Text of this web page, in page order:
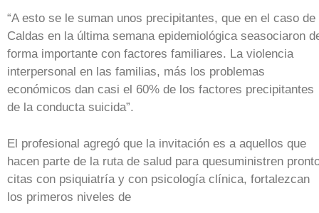
“A esto se le suman unos precipitantes, que en el caso de
Caldas en la última semana epidemiológica seasociaron
forma importante con factores familiares. La violencia
interpersonal en las familias, más los problemas
económicos dan casi el 60% de los factores precipitantes
de la conducta suicida”.
El profesional agregó que la invitación es a aquellos que
hacen parte de la ruta de salud para quesuministren
citas con psiquiatría y con psicología clínica, fortalezcan
los primeros niveles de